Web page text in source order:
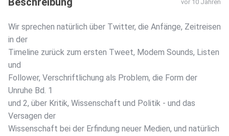
vor 10 Jahren
Wir sprechen natürlich über Twitter, die Anfänge, Zeitreisen
in der
Timeline zurück zum ersten Tweet, Modem Sounds, Listen
und
Follower, Verschriftlichung als Problem, die Form der
Unruhe Bd. 1
und 2, über Kritik, Wissenschaft und Politik - und das
Versagen der
Wissenschaft bei der Erfindung neuer Medien, und natürlich